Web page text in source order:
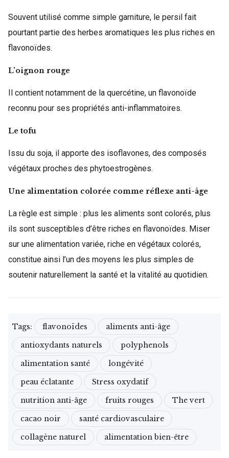
Souvent utilisé comme simple garniture, le persil fait
pourtant partie des herbes aromatiques les plus riches en
flavonoïdes.
L’oignon rouge
Il contient notamment de la quercétine, un flavonoïde
reconnu pour ses propriétés anti-inflammatoires.
Le tofu
Issu du soja, il apporte des isoflavones, des composés
végétaux proches des phytoestrogènes.
Une alimentation colorée comme réflexe anti-âge
La règle est simple : plus les aliments sont colorés, plus
ils sont susceptibles d’être riches en flavonoïdes. Miser
sur une alimentation variée, riche en végétaux colorés,
constitue ainsi l’un des moyens les plus simples de
soutenir naturellement la santé et la vitalité au quotidien.
Tags: flavonoïdes
aliments anti-âge
antioxydants naturels
polyphenols
alimentation santé
longévité
peau éclatante
Stress oxydatif
nutrition anti-âge
fruits rouges
The vert
cacao noir
santé cardiovasculaire
collagène naturel
alimentation bien-être